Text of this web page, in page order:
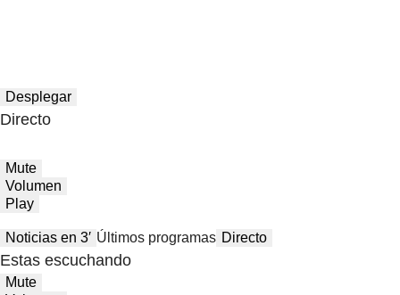
Desplegar
Directo
Mute
Volumen
Play
Noticias en 3′ Últimos programas Directo
Estas escuchando
Mute